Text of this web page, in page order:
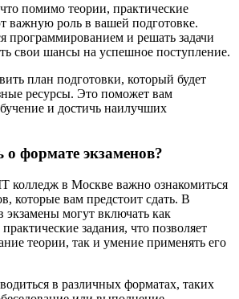
помимо теории, практические
важную роль в вашей подготовке.
программированием и решать задачи
свои шансы на успешное поступление.
план подготовки, который будет
ресурсы. Это поможет вам
и достичь наилучших
формате экзаменов?
колледж в Москве важно ознакомиться
которые вам предстоит сдать. В
экзамены могут включать как
задания, что позволяет
теории, так и умение применять его
в различных форматах, таких